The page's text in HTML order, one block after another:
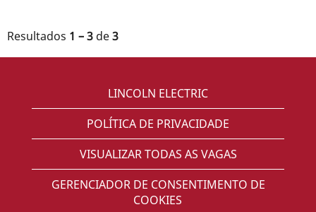
Resultados 1 – 3 de3
LINCOLN ELECTRIC
POLÍTICA DE PRIVACIDADE
VISUALIZAR TODAS AS VAGAS
GERENCIADOR DE CONSENTIMENTO DE
COOKIES